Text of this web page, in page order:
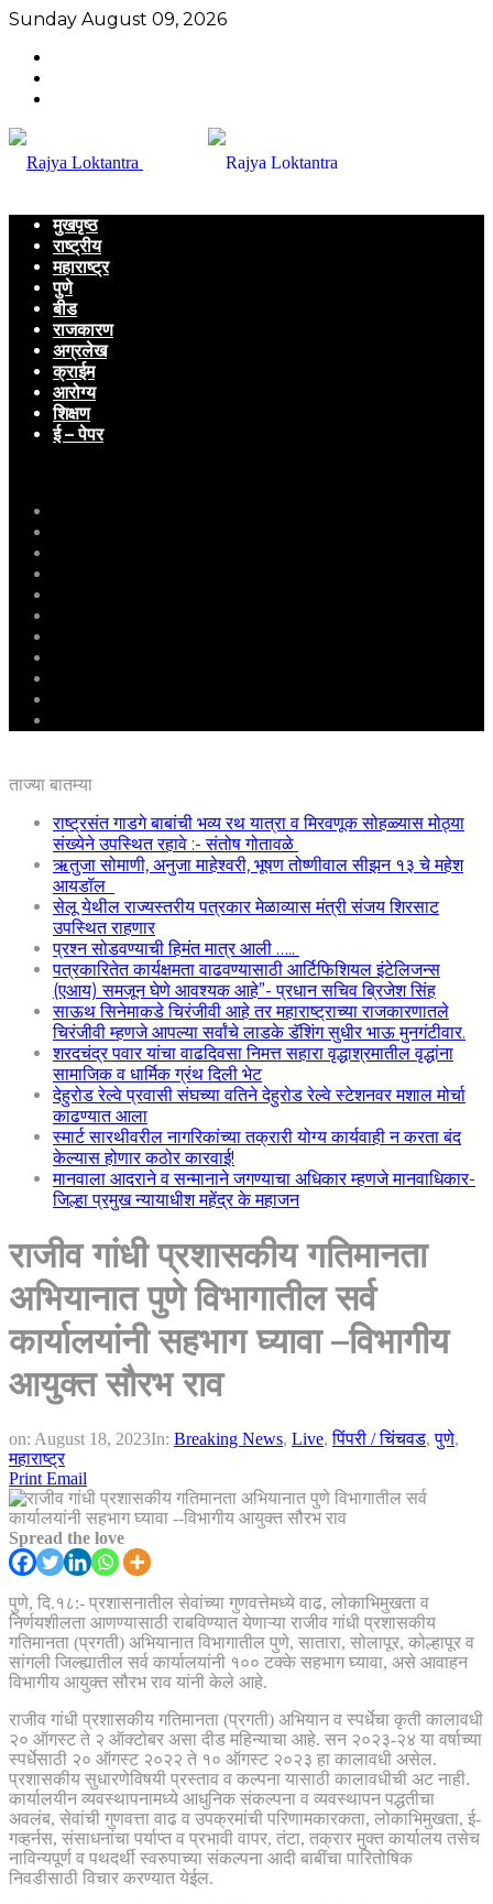
Sunday August 09, 2026
मुखपृष्ठ
राष्ट्रीय
महाराष्ट्र
पुणे
बीड
राजकारण
अग्रलेख
क्राईम
आरोग्य
शिक्षण
ई – पेपर
ताज्या बातम्या
राष्ट्रसंत गाडगे बाबांची भव्य रथ यात्रा व मिरवणूक सोहळ्यास मोठ्या
संख्येने उपस्थित रहावे :- संतोष गोतावळे
ऋतुजा सोमाणी, अनुजा माहेश्वरी, भूषण तोष्णीवाल सीझन १३ चे महेश
आयडॉल
सेलू येथील राज्यस्तरीय पत्रकार मेळाव्यास मंत्री संजय शिरसाट
उपस्थित राहणार
प्रश्न सोडवण्याची हिमंत मात्र आली …..
पत्रकारितेत कार्यक्षमता वाढवण्यासाठी आर्टिफिशियल इंटेलिजन्स
(एआय) समजून घेणे आवश्यक आहे”- प्रधान सचिव ब्रिजेश सिंह
साऊथ सिनेमाकडे चिरंजीवी आहे तर महाराष्ट्राच्या राजकारणातले
चिरंजीवी म्हणजे आपल्या सर्वांचे लाडके डॅशिंग सुधीर भाऊ मुनगंटीवार.
शरदचंद्र पवार यांचा वाढदिवसा निमत्त सहारा वृद्धाश्रमातील वृद्धांना
सामाजिक व धार्मिक ग्रंथ दिली भेट
देहुरोड रेल्वे प्रवासी संघच्या वतिने देहुरोड रेल्वे स्टेशनवर मशाल मोर्चा
काढण्यात आला
स्मार्ट सारथीवरील नागरिकांच्या तक्रारी योग्य कार्यवाही न करता बंद
केल्यास होणार कठोर कारवाई!
मानवाला आदराने व सन्मानाने जगण्याचा अधिकार म्हणजे मानवाधिकार-
जिल्हा प्रमुख न्यायाधीश महेंद्र के महाजन
राजीव गांधी प्रशासकीय गतिमानता
अभियानात पुणे विभागातील सर्व
कार्यालयांनी सहभाग घ्यावा –विभागीय
आयुक्त सौरभ राव
on: August 18, 2023In: Breaking News, Live,पिंपरी / चिंचवड,पुणे,
महाराष्ट्र
Print Email
Spread the love
पुणे, दि.१८:- प्रशासनातील सेवांच्या गुणवत्तेमध्ये वाढ, लोकाभिमुखता व
निर्णयशीलता आणण्यासाठी राबविण्यात येणाऱ्या राजीव गांधी प्रशासकीय
गतिमानता (प्रगती) अभियानात विभागातील पुणे, सातारा, सोलापूर, कोल्हापूर व
सांगली जिल्ह्यातील सर्व कार्यालयांनी १०० टक्के सहभाग घ्यावा, असे आवाहन
विभागीय आयुक्त सौरभ राव यांनी केले आहे.
राजीव गांधी प्रशासकीय गतिमानता (प्रगती) अभियान व स्पर्धेचा कृती कालावधी
२० ऑगस्ट ते २ ऑक्टोबर असा दीड महिन्याचा आहे. सन २०२३-२४ या वर्षाच्या
स्पर्धेसाठी २० ऑगस्ट २०२२ ते १० ऑगस्ट २०२३ हा कालावधी असेल.
प्रशासकीय सुधारणेविषयी प्रस्ताव व कल्पना यासाठी कालावधीची अट नाही.
कार्यालयीन व्यवस्थापनामध्ये आधुनिक संकल्पना व व्यवस्थापन पद्धतीचा
अवलंब, सेवांची गुणवत्ता वाढ व उपक्रमांची परिणामकारकता, लोकाभिमुखता, ई-
गव्हर्नस, संसाधनांचा पर्याप्त व प्रभावी वापर, तंटा, तक्रार मुक्त कार्यालय तसेच
नाविन्यपूर्ण व पथदर्थी स्वरुपाच्या संकल्पना आदी बाबींचा पारितोषिक
निवडीसाठी विचार करण्यात येईल.